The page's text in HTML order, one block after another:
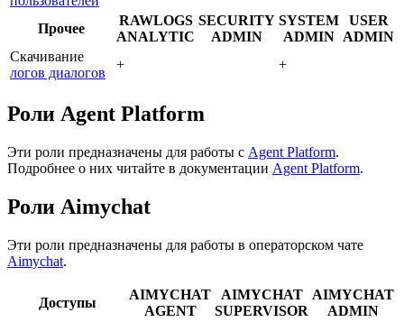
Прочее
RAWLOGS
ANALYTIC
SECURITY
ADMIN
SYSTEM
ADMIN
USER
ADMIN
Скачивание
логов диалогов
+ +
Роли Agent Platform
Эти роли предназначены для работы с Agent Platform.
Подробнее о них читайте в документации Agent Platform.
Роли Aimychat
Эти роли предназначены для работы в операторском чате
Aimychat.
Доступы
AIMYCHAT
AGENT
AIMYCHAT
SUPERVISOR
AIMYCHAT
ADMIN